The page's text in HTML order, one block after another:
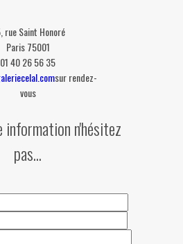
rue Saint Honoré
Paris 75001
01 40 26 56 35
sur rendez-
vous
information n'hésitez
pas...